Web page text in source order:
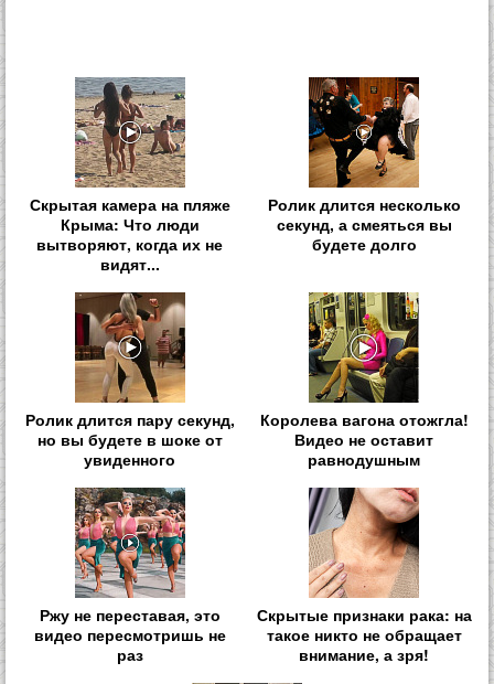
Скрытая камера на пляже
Крыма: Что люди
вытворяют, когда их не
видят...
Ролик длится несколько
секунд, а смеяться вы
будете долго
Ролик длится пару секунд,
но вы будете в шоке от
увиденного
Королева вагона отожгла!
Видео не оставит
равнодушным
Ржу не переставая, это
видео пересмотришь не
раз
Скрытые признаки рака: на
такое никто не обращает
внимание, а зря!